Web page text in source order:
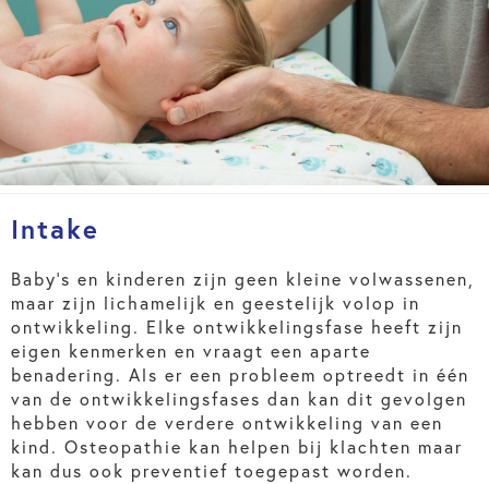
Intake
Baby’s en kinderen zijn geen kleine volwassenen,
maar zijn lichamelijk en geestelijk volop in
ontwikkeling. Elke ontwikkelingsfase heeft zijn
eigen kenmerken en vraagt een aparte
benadering. Als er een probleem optreedt in één
van de ontwikkelingsfases dan kan dit gevolgen
hebben voor de verdere ontwikkeling van een
kind. Osteopathie kan helpen bij klachten maar
kan dus ook preventief toegepast worden.